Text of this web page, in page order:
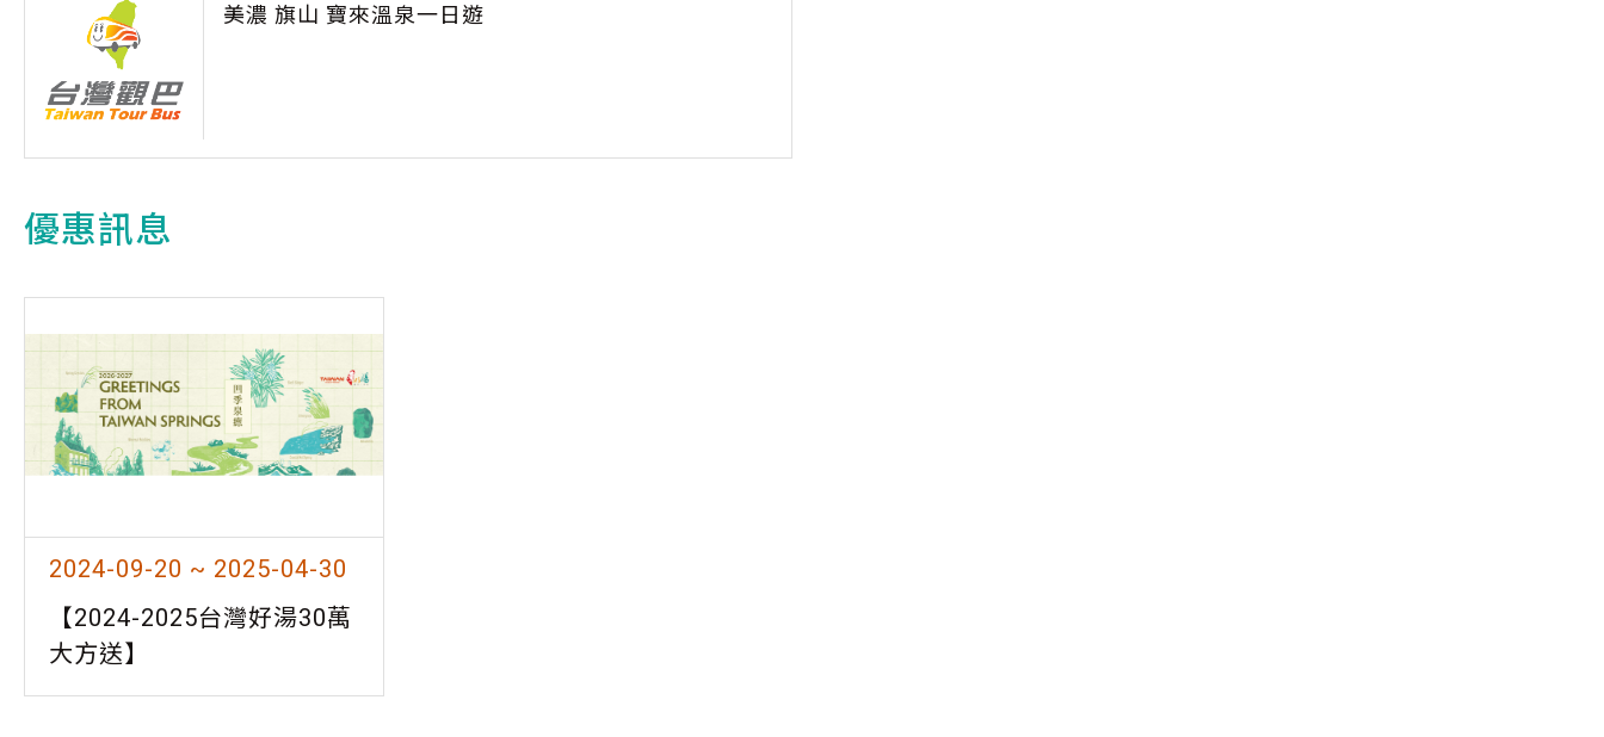
美濃 旗山 寶來溫泉一日遊
優惠訊息
2024-09-20 ~ 2025-04-30
【2024-2025台灣好湯30萬
大方送】